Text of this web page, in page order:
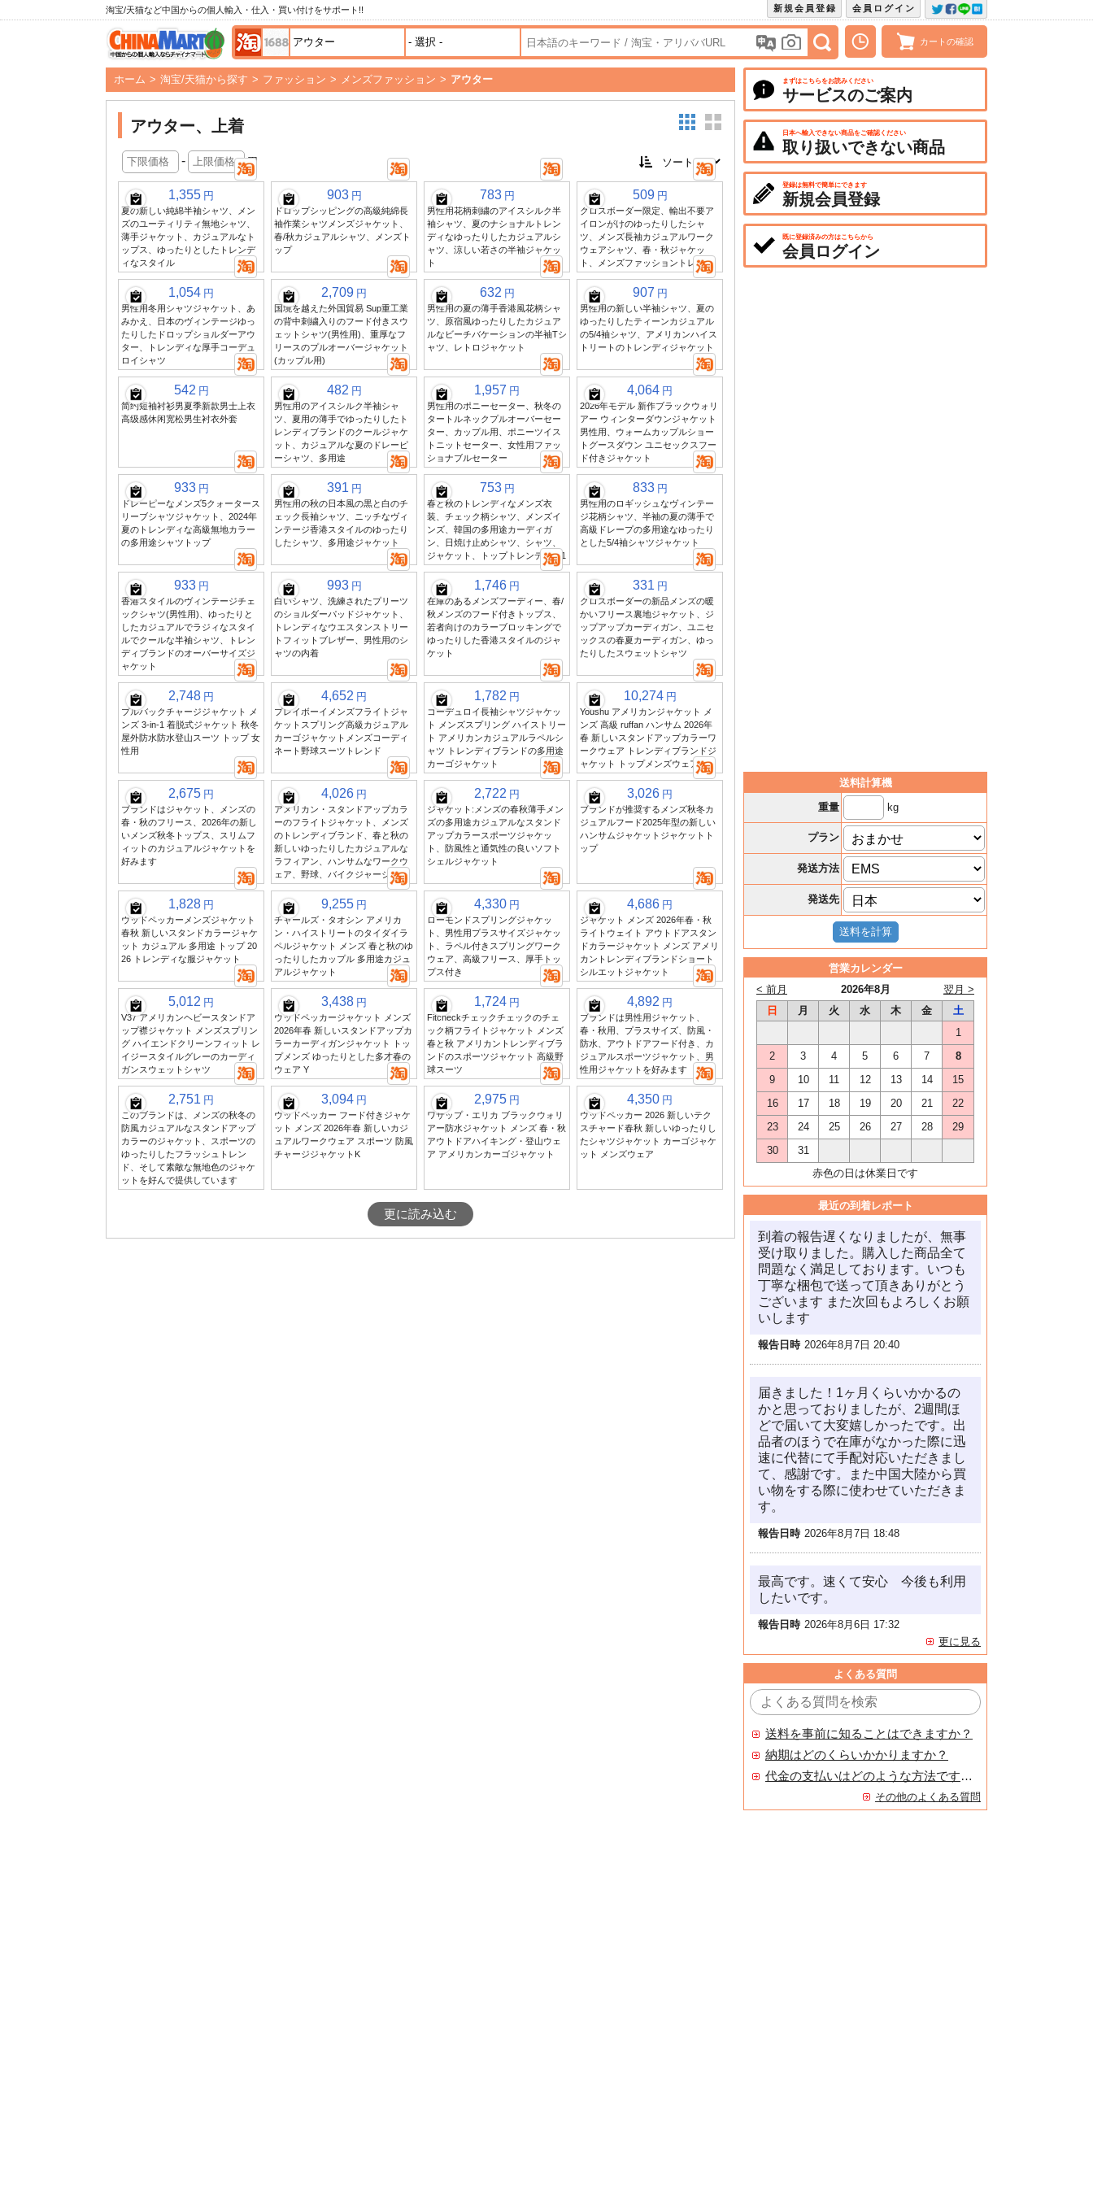
淘宝/天猫など中国からの個人輸入・仕入・買い付けをサポート!! 会員ログイン
新規会員登録
カートの確認
ホーム > 淘宝/天猫から探す > ファッション > メンズファッション > アウター
アウター、上着
- 円
1,355 円
夏の新しい純綿半袖シャツ、メン
ズのユーティリティ無地シャツ、
薄手ジャケット、カジュアルなト
ップス、ゆったりとしたトレンデ
ィなスタイル
903 円
ドロップシッピングの高級純綿長
袖作業シャツメンズジャケット、
春/秋カジュアルシャツ、メンズト
ップ
783 円
男性用花柄刺繍のアイスシルク半
袖シャツ、夏のナショナルトレン
ディなゆったりしたカジュアルシ
ャツ、涼しい若さの半袖ジャケッ
ト
509 円
クロスボーダー限定、輸出不要ア
イロンがけのゆったりしたシャ
ツ、メンズ長袖カジュアルワーク
ウェアシャツ、春・秋ジャケッ
ト、メンズファッショントレンド
1,054 円
男性用冬用シャツジャケット、あ
みかえ、日本のヴィンテージゆっ
たりしたドロップショルダーアウ
ター、トレンディな厚手コーデュ
ロイシャツ
2,709 円
国境を越えた外国貿易 Sup重工業
の背中刺繍入りのフード付きスウ
ェットシャツ(男性用)、重厚なフ
リースのプルオーバージャケット
(カップル用)
632 円
男性用の夏の薄手香港風花柄シャ
ツ、原宿風ゆったりしたカジュア
ルなビーチバケーションの半袖Tシ
ャツ、レトロジャケット
907 円
男性用の新しい半袖シャツ、夏の
ゆったりしたティーンカジュアル
の5/4袖シャツ、アメリカンハイス
トリートのトレンディジャケット
542 円
简约短袖衬衫男夏季新款男士上衣
高级感休闲宽松男生衬衣外套
482 円
男性用のアイスシルク半袖シャ
ツ、夏用の薄手でゆったりしたト
レンディブランドのクールジャケ
ット、カジュアルな夏のドレーピ
ーシャツ、多用途
1,957 円
男性用のポニーセーター、秋冬の
タートルネックプルオーバーセー
ター、カップル用、ポニーツイス
トニットセーター、女性用ファッ
ショナブルセーター
4,064 円
2026年モデル 新作ブラックウォリ
アー ウィンターダウンジャケット
男性用、ウォームカップルショー
トグースダウン ユニセックスフー
ド付きジャケット
933 円
ドレーピーなメンズ5クォータース
リーブシャツジャケット、2024年
夏のトレンディな高級無地カラー
の多用途シャツトップ
391 円
男性用の秋の日本風の黒と白のチ
ェック長袖シャツ、ニッチなヴィ
ンテージ香港スタイルのゆったり
したシャツ、多用途ジャケット
753 円
春と秋のトレンディなメンズ衣
装、チェック柄シャツ、メンズイ
ンズ、韓国の多用途カーディガ
ン、日焼け止めシャツ、シャツ、
ジャケット、トップトレンディな1
833 円
男性用のロギッシュなヴィンテー
ジ花柄シャツ、半袖の夏の薄手で
高級ドレープの多用途なゆったり
とした5/4袖シャツジャケット
933 円
香港スタイルのヴィンテージチェ
ックシャツ(男性用)、ゆったりと
したカジュアルでラジィなスタイ
ルでクールな半袖シャツ、トレン
ディブランドのオーバーサイズジ
ャケット
993 円
白いシャツ、洗練されたプリーツ
のショルダーパッドジャケット、
トレンディなウエスタンストリー
トフィットブレザー、男性用のシ
ャツの内着
1,746 円
在庫のあるメンズフーディー、春/
秋メンズのフード付きトップス、
若者向けのカラーブロッキングで
ゆったりした香港スタイルのジャ
ケット
331 円
クロスボーダーの新品メンズの暖
かいフリース裏地ジャケット、ジ
ップアップカーディガン、ユニセ
ックスの春夏カーディガン、ゆっ
たりしたスウェットシャツ
2,748 円
プルバックチャージジャケット メ
ンズ 3-in-1 着脱式ジャケット 秋冬
屋外防水防水登山スーツ トップ 女
性用
4,652 円
プレイボーイメンズフライトジャ
ケットスプリング高級カジュアル
カーゴジャケットメンズコーディ
ネート野球スーツトレンド
1,782 円
コーデュロイ長袖シャツジャケッ
ト メンズスプリング ハイストリー
ト アメリカンカジュアルラペルシ
ャツ トレンディブランドの多用途
カーゴジャケット
10,274 円
Youshu アメリカンジャケット メ
ンズ 高級 ruffan ハンサム 2026年
春 新しいスタンドアップカラーワ
ークウェア トレンディブランドジ
ャケット トップメンズウェア
2,675 円
ブランドはジャケット、メンズの
春・秋のフリース、2026年の新し
いメンズ秋冬トップス、スリムフ
ィットのカジュアルジャケットを
好みます
4,026 円
アメリカン・スタンドアップカラ
ーのフライトジャケット、メンズ
のトレンディブランド、春と秋の
新しいゆったりしたカジュアルな
ラフィアン、ハンサムなワークウ
ェア、野球、バイクジャージ
2,722 円
ジャケット:メンズの春秋薄手メン
ズの多用途カジュアルなスタンド
アップカラースポーツジャケッ
ト、防風性と通気性の良いソフト
シェルジャケット
3,026 円
ブランドが推奨するメンズ秋冬カ
ジュアルフード2025年型の新しい
ハンサムジャケットジャケットト
ップ
1,828 円
ウッドペッカーメンズジャケット
春秋 新しいスタンドカラージャケ
ット カジュアル 多用途 トップ 20
26 トレンディな服ジャケット
9,255 円
チャールズ・タオシン アメリカ
ン・ハイストリートのタイダイラ
ペルジャケット メンズ 春と秋のゆ
ったりしたカップル 多用途カジュ
アルジャケット
4,330 円
ローモンドスプリングジャケッ
ト、男性用プラスサイズジャケッ
ト、ラペル付きスプリングワーク
ウェア、高級フリース、厚手トッ
プス付き
4,686 円
ジャケット メンズ 2026年春・秋
ライトウェイト アウトドアスタン
ドカラージャケット メンズ アメリ
カントレンディブランドショート
シルエットジャケット
5,012 円
V37 アメリカンヘビースタンドア
ップ襟ジャケット メンズスプリン
グ ハイエンドクリーンフィット レ
イジースタイルグレーのカーディ
ガンスウェットシャツ
3,438 円
ウッドペッカージャケット メンズ
2026年春 新しいスタンドアップカ
ラーカーディガンジャケット トッ
プメンズ ゆったりとした多才春の
ウェア Y
1,724 円
Fitcheckチェックチェックのチェ
ック柄フライトジャケット メンズ
春と秋 アメリカントレンディブラ
ンドのスポーツジャケット 高級野
球スーツ
4,892 円
ブランドは男性用ジャケット、
春・秋用、プラスサイズ、防風・
防水、アウトドアフード付き、カ
ジュアルスポーツジャケット、男
性用ジャケットを好みます
2,751 円
このブランドは、メンズの秋冬の
防風カジュアルなスタンドアップ
カラーのジャケット、スポーツの
ゆったりしたフラッシュトレン
ド、そして素敵な無地色のジャケ
ットを好んで提供しています
3,094 円
ウッドペッカー フード付きジャケ
ット メンズ 2026年春 新しいカジ
ュアルワークウェア スポーツ 防風
チャージジャケットK
2,975 円
ワサップ・エリカ ブラックウォリ
アー防水ジャケット メンズ 春・秋
アウトドアハイキング・登山ウェ
ア アメリカンカーゴジャケット
4,350 円
ウッドペッカー 2026 新しいテク
スチャード春秋 新しいゆったりし
たシャツジャケット カーゴジャケ
ット メンズウェア
更に読み込む
まずはこちらをお読みください
サービスのご案内
日本へ輸入できない商品をご確認ください
取り扱いできない商品
登録は無料で簡単にできます
新規会員登録
既に登録済みの方はこちらから
会員ログイン
送料計算機
重量
kg
プラン
発送方法
発送先
営業カレンダー
2026年8月
< 前月
翌月 >
日
月 火 水 木 金
土
1
2
3 4 5 6 7
8
9
10 11 12 13 14
15
16
17 18 19 20 21
22
23
24 25 26 27 28
29
30
31
赤色の日は休業日です
最近の到着レポート
到着の報告遅くなりましたが、無事
受け取りました。購入した商品全て
問題なく満足しております。いつも
丁寧な梱包で送って頂きありがとう
ございます また次回もよろしくお願
いします
報告日時 2026年8月7日 20:40
届きました！1ヶ月くらいかかるの
かと思っておりましたが、2週間ほ
どで届いて大変嬉しかったです。出
品者のほうで在庫がなかった際に迅
速に代替にて手配対応いただきまし
て、感謝です。また中国大陸から買
い物をする際に使わせていただきま
す。
報告日時 2026年8月7日 18:48
最高です。速くて安心 今後も利用
したいです。
報告日時 2026年8月6日 17:32
更に見る
よくある質問
送料を事前に知ることはできますか？
納期はどのくらいかかりますか？
代金の支払いはどのような方法ですか？
その他のよくある質問